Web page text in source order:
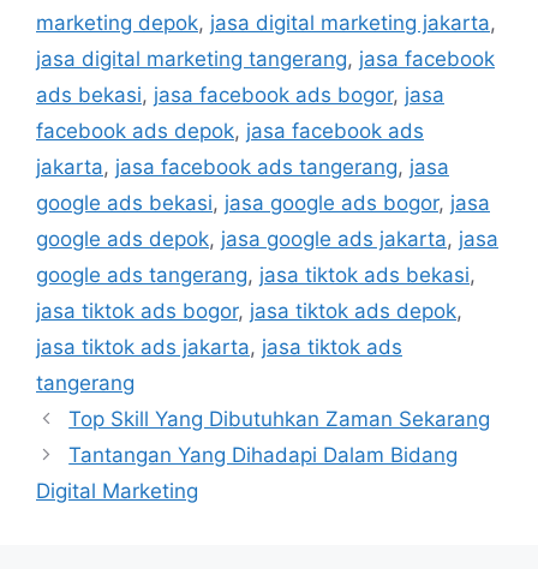
marketing depok, jasa digital marketing jakarta,
jasa digital marketing tangerang, jasa facebook
ads bekasi, jasa facebook ads bogor, jasa
facebook ads depok, jasa facebook ads
jakarta, jasa facebook ads tangerang, jasa
google ads bekasi, jasa google ads bogor, jasa
google ads depok, jasa google ads jakarta, jasa
google ads tangerang, jasa tiktok ads bekasi,
jasa tiktok ads bogor, jasa tiktok ads depok,
jasa tiktok ads jakarta, jasa tiktok ads
tangerang
Top Skill Yang Dibutuhkan Zaman Sekarang
Tantangan Yang Dihadapi Dalam Bidang
Digital Marketing